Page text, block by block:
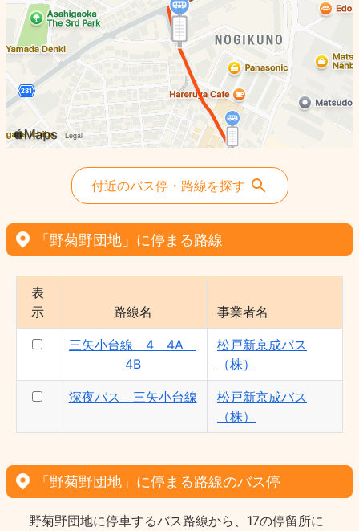
付近のバス停・路線を探す
「野菊野団地」に停まる路線
表
示
路線名 事業者名
三矢小台線 4 4A
4B
松戸新京成バス
（株）
深夜バス 三矢小台線
松戸新京成バス
（株）
「野菊野団地」に停まる路線のバス停
野菊野団地に停車するバス路線から、17の停留所に